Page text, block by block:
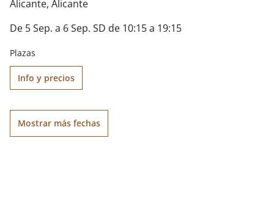
Alicante, Alicante
De 5 Sep. a 6 Sep. SD de 10:15 a 19:15
Plazas
Info y precios
Mostrar más fechas